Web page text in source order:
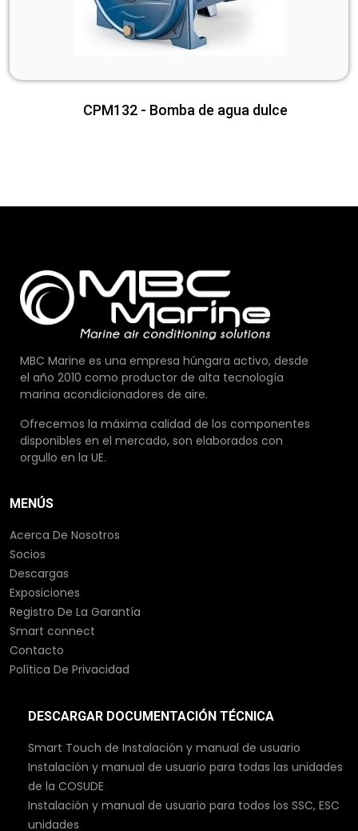
CPM132 - Bomba de agua dulce
MBC Marine es una empresa húngara activo, desde
el año 2010 como productor de alta tecnología
marina acondicionadores de aire.
Ofrecemos la máxima calidad de los componentes
disponibles en el mercado, son elaborados con
orgullo en la UE.
MENÚS
Acerca De Nosotros
Socios
Descargas
Exposiciones
Registro De La Garantía
Smart connect
Contacto
Política De Privacidad
DESCARGAR DOCUMENTACIÓN TÉCNICA
Smart Touch de Instalación y manual de usuario
Instalación y manual de usuario para todas las unidades
de la COSUDE
Instalación y manual de usuario para todos los SSC, ESC
unidades